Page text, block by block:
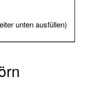
unten ausfüllen)